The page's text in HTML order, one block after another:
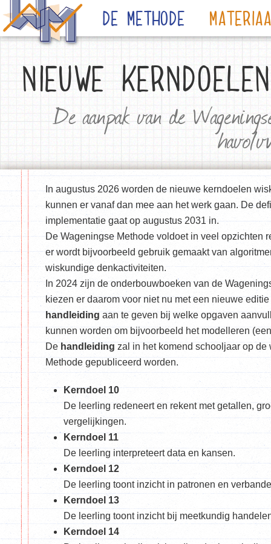
De Methode
NIEUWE
De aanpak van de
havo/
In augustus 2026 worden de nieuwe kerndoelen
kunnen er vanaf dan mee aan het werk gaan. De
implementatie gaat op augustus 2031 in.
De Wageningse Methode voldoet in veel opzichten
er wordt bijvoorbeeld gebruik gemaakt van
wiskundige denkactiviteiten.
In 2024 zijn de onderbouwboeken van de
kiezen er daarom voor niet nu met een nieuwe
handleiding aan te geven bij welke opgaven
kunnen worden om bijvoorbeeld het modelleren
De handleiding zal in het komend schooljaar op
Methode gepubliceerd worden.
Kerndoel 10
De leerling redeneert en rekent met getallen,
vergelijkingen.
Kerndoel 11
De leerling interpreteert data en kansen.
Kerndoel 12
De leerling toont inzicht in patronen en
Kerndoel 13
De leerling toont inzicht bij meetkundig
Kerndoel 14